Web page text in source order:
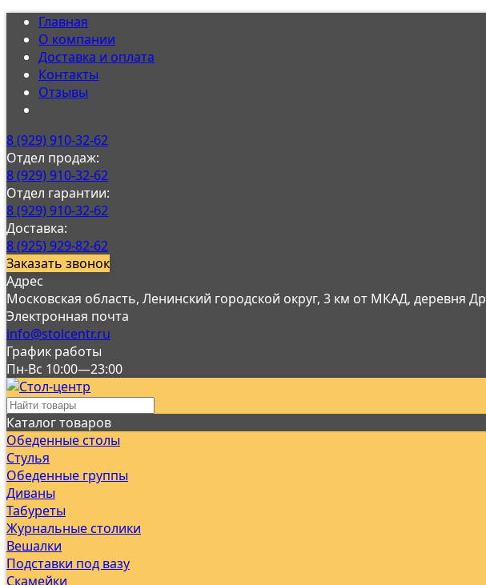
Главная
О компании
Доставка и оплата
Контакты
Отзывы
8 (929) 910-32-62
Отдел продаж:
8 (929) 910-32-62
Отдел гарантии:
8 (929) 910-32-62
Доставка:
8 (925) 929-82-62
Заказать звонок
Адрес
Московская область, Ленинский городской округ, 3 км от МКАД, деревня
Электронная почта
info@stolcentr.ru
График работы
Пн-Вс 10:00—23:00
Каталог товаров
Обеденные столы
Стулья
Обеденные группы
Диваны
Табуреты
Журнальные столики
Вешалки
Подставки под вазу
Скамейки